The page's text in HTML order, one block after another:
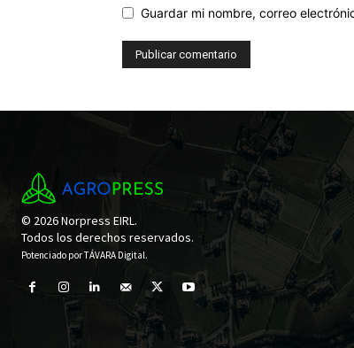
Guardar mi nombre, correo
© 2026 Norpress EIRL.
Todos los derechos reservados.
Potenciado porTÁVARA Digital.